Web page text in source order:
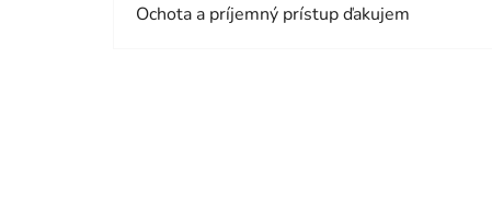
Ochota a príjemný prístup ďakujem